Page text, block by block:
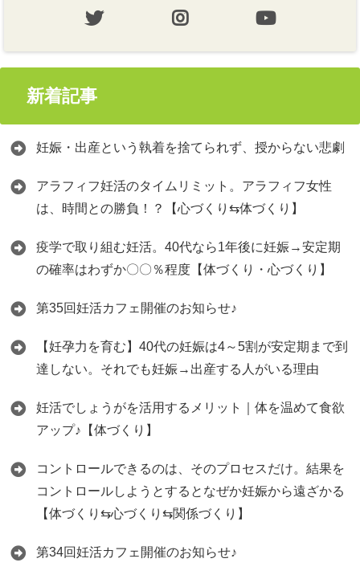
新着記事
妊娠・出産という執着を捨てられず、授からない悲劇
アラフィフ妊活のタイムリミット。アラフィフ女性
は、時間との勝負！？【心づくり⇆体づくり】
疫学で取り組む妊活。40代なら1年後に妊娠→安定期
の確率はわずか〇〇％程度【体づくり・心づくり】
第35回妊活カフェ開催のお知らせ♪
【妊孕力を育む】40代の妊娠は4～5割が安定期まで到
達しない。それでも妊娠→出産する人がいる理由
妊活でしょうがを活用するメリット｜体を温めて食欲
アップ♪【体づくり】
コントロールできるのは、そのプロセスだけ。結果を
コントロールしようとするとなぜか妊娠から遠ざかる
【体づくり⇆心づくり⇆関係づくり】
第34回妊活カフェ開催のお知らせ♪